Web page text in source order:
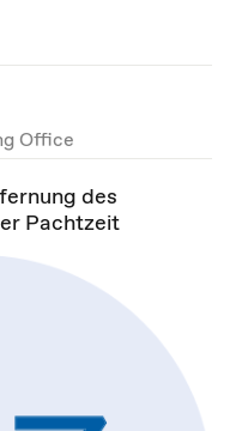
Office
des
Pachtzeit